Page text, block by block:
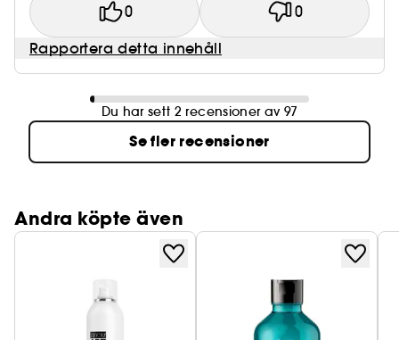
0 0
Rapportera detta innehåll
Du har sett 2 recensioner av 97
Se fler recensioner
Andra köpte även